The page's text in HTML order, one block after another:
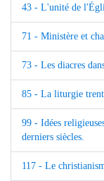
43 - L'unité de
71 - Ministère et
73 - Les diacres
85 - La liturgie
99 - Idées
derniers siècles.
117 - Le